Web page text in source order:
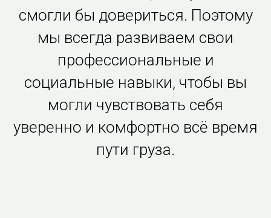
смогли бы довериться. Поэтому
мы всегда развиваем свои
профессиональные и
социальные навыки, чтобы вы
могли чувствовать себя
уверенно и комфортно всё время
пути груза.